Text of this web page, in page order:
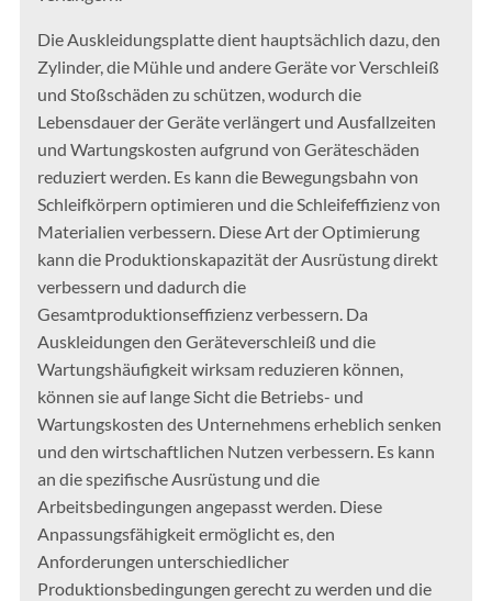
Die Auskleidungsplatte dient hauptsächlich dazu, den
Zylinder, die Mühle und andere Geräte vor Verschleiß
und Stoßschäden zu schützen, wodurch die
Lebensdauer der Geräte verlängert und Ausfallzeiten
und Wartungskosten aufgrund von Geräteschäden
reduziert werden. Es kann die Bewegungsbahn von
Schleifkörpern optimieren und die Schleifeffizienz von
Materialien verbessern. Diese Art der Optimierung
kann die Produktionskapazität der Ausrüstung direkt
verbessern und dadurch die
Gesamtproduktionseffizienz verbessern. Da
Auskleidungen den Geräteverschleiß und die
Wartungshäufigkeit wirksam reduzieren können,
können sie auf lange Sicht die Betriebs- und
Wartungskosten des Unternehmens erheblich senken
und den wirtschaftlichen Nutzen verbessern. Es kann
an die spezifische Ausrüstung und die
Arbeitsbedingungen angepasst werden. Diese
Anpassungsfähigkeit ermöglicht es, den
Anforderungen unterschiedlicher
Produktionsbedingungen gerecht zu werden und die